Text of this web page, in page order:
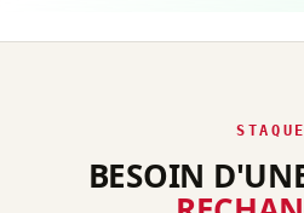
STAQUE
BESOIN